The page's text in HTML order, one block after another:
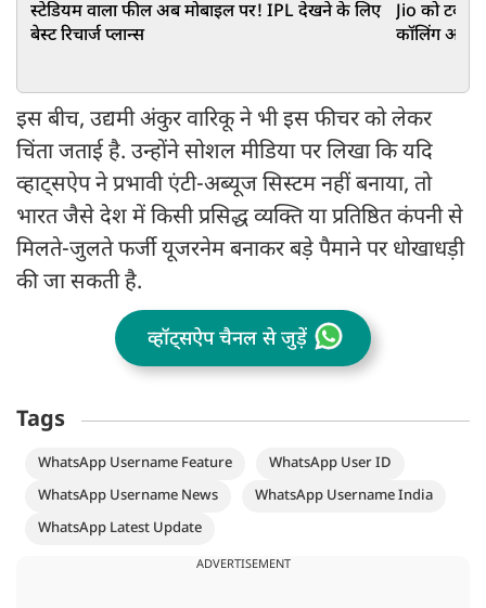
स्टेडियम वाला फील अब मोबाइल पर! IPL देखने के लिए
बेस्ट रिचार्ज प्लान्स
Jio को
कॉलिंग और
इस बीच, उद्यमी अंकुर वारिकू ने भी इस फीचर को लेकर
चिंता जताई है. उन्होंने सोशल मीडिया पर लिखा कि यदि
व्हाट्सऐप ने प्रभावी एंटी-अब्यूज सिस्टम नहीं बनाया, तो
भारत जैसे देश में किसी प्रसिद्ध व्यक्ति या प्रतिष्ठित कंपनी से
मिलते-जुलते फर्जी यूजरनेम बनाकर बड़े पैमाने पर धोखाधड़ी
की जा सकती है.
व्हॉट्सऐप चैनल से जुड़ें
Tags
WhatsApp Username Feature
WhatsApp User ID
WhatsApp Username News
WhatsApp Username India
WhatsApp Latest Update
ADVERTISEMENT